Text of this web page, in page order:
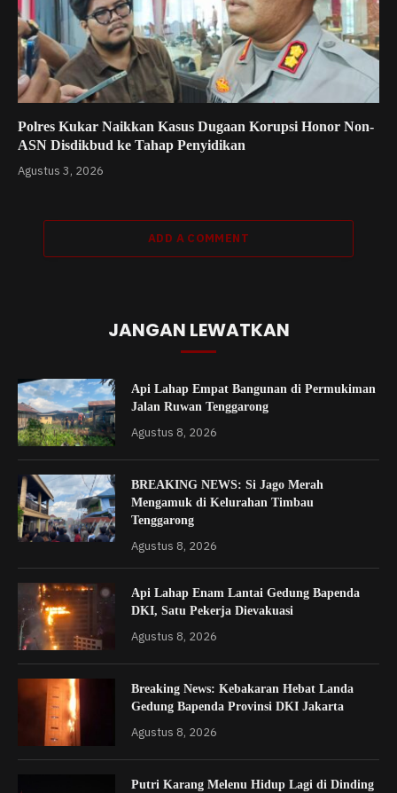
Polres Kukar Naikkan Kasus Dugaan Korupsi Honor Non-
ASN Disdikbud ke Tahap Penyidikan
Agustus 3, 2026
ADD A COMMENT
JANGAN LEWATKAN
Api Lahap Empat Bangunan di Permukiman
Jalan Ruwan Tenggarong
Agustus 8, 2026
BREAKING NEWS: Si Jago Merah
Mengamuk di Kelurahan Timbau
Tenggarong
Agustus 8, 2026
Api Lahap Enam Lantai Gedung Bapenda
DKI, Satu Pekerja Dievakuasi
Agustus 8, 2026
Breaking News: Kebakaran Hebat Landa
Gedung Bapenda Provinsi DKI Jakarta
Agustus 8, 2026
Putri Karang Melenu Hidup Lagi di Dinding